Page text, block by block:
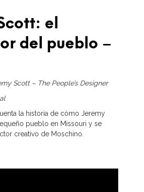
el
del pueblo –
Scott – The People’s Designer
la historia de cómo Jeremy
pueblo en Missouri y se
creativo de Moschino.